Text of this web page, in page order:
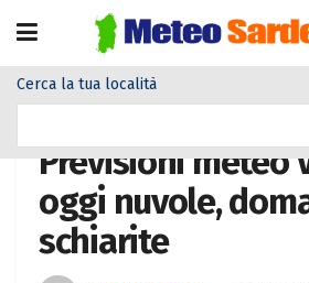
Cerca la tua località
Previsioni meteo
oggi nuvole,
schiarite